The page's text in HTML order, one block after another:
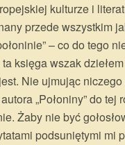
kulturze i
przede wszystkim
– co do tego
księga wszak
Nie ujmując niczego
„Połoniny” do tej
Żaby nie być
podsuniętymi mi